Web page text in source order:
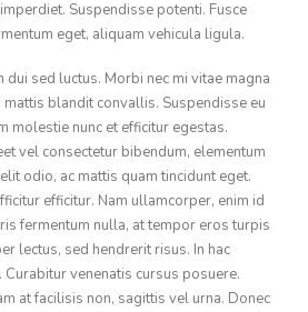
Suspendisse potenti. Fusce
eget, aliquam vehicula ligula.
sed luctus. Morbi nec mi vitae magna
blandit convallis. Suspendisse eu
molestie nunc et efficitur egestas.
vel consectetur bibendum, elementum
odio, ac mattis quam tincidunt eget.
efficitur. Nam ullamcorper, enim id
fermentum nulla, at tempor eros turpis
lectus, sed hendrerit risus. In hac
venenatis cursus posuere.
at facilisis non, sagittis vel urna. Donec